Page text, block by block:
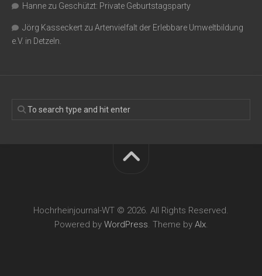
Hanne zu Geschützt: Private Geburtstagsparty
Jörg Kasseckert zu Artenvielfalt der Erlebbare Umweltbildung
e.V. in Detzeln.
Hochrheinjournal-WT © 2026. All Rights Reserved.
Powered by WordPress. Theme by Alx.